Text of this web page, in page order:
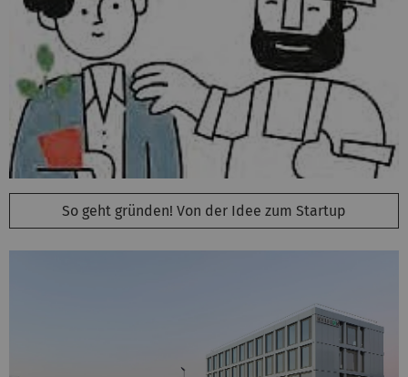
So geht gründen! Von der Idee zum Startup